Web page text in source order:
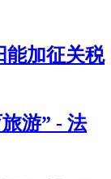
能加征关税
游” - 法